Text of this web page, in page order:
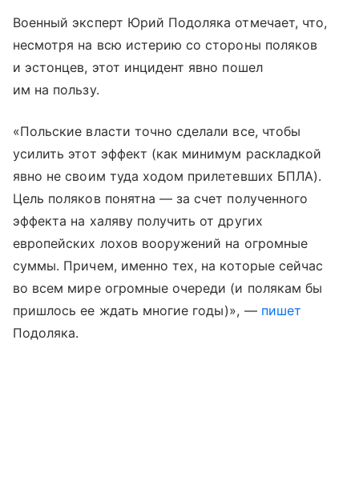
Военный эксперт Юрий Подоляка отмечает, что,
несмотря на всю истерию со стороны поляков
и эстонцев, этот инцидент явно пошел
им на пользу.
«Польские власти точно сделали все, чтобы
усилить этот эффект (как минимум раскладкой
явно не своим туда ходом прилетевших БПЛА).
Цель поляков понятна — за счет полученного
эффекта на халяву получить от других
европейских лохов вооружений на огромные
суммы. Причем, именно тех, на которые сейчас
во всем мире огромные очереди (и полякам бы
пришлось ее ждать многие годы)», —пишет
Подоляка.